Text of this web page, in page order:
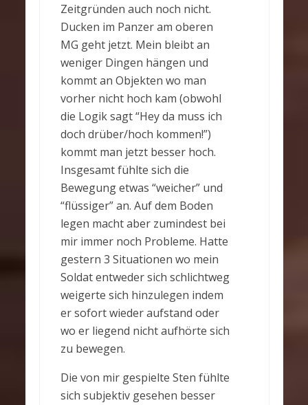
Zeitgründen auch noch nicht.
Ducken im Panzer am oberen
MG geht jetzt. Mein bleibt an
weniger Dingen hängen und
kommt an Objekten wo man
vorher nicht hoch kam (obwohl
die Logik sagt “Hey da muss ich
doch drüber/hoch kommen!”)
kommt man jetzt besser hoch.
Insgesamt fühlte sich die
Bewegung etwas “weicher” und
“flüssiger” an. Auf dem Boden
legen macht aber zumindest bei
mir immer noch Probleme. Hatte
gestern 3 Situationen wo mein
Soldat entweder sich schlichtweg
weigerte sich hinzulegen indem
er sofort wieder aufstand oder
wo er liegend nicht aufhörte sich
zu bewegen.
Die von mir gespielte Sten fühlte
sich subjektiv gesehen besser